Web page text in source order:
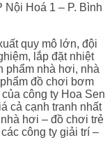
Hoá 1 – P. Bình
quy mô lớn, đội
lắp đặt nhiệt
phẩm nhà hơi, nhà
đồ chơi bơm
công ty Hoa Sen
cả cạnh tranh nhất
hơi – đồ chơi trẻ
công ty giải trí –